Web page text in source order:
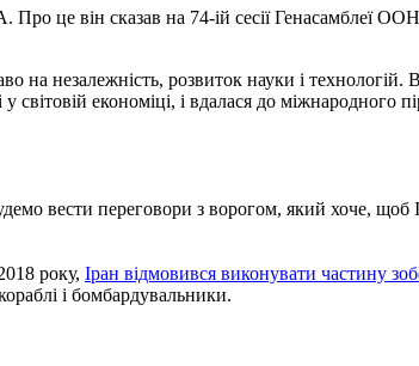
це він сказав на 74-ій сесії Генасамблеї
на незалежність, розвиток науки і
економіці, і вдалася до міжнародного
вести переговори з ворогом, який хоче, щоб
року, Іран відмовився виконувати частину
і бомбардувальники.